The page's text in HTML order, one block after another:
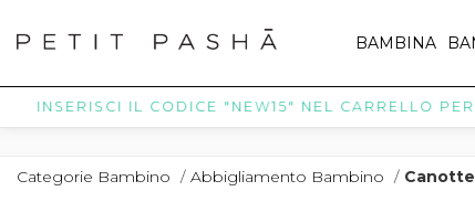
BAMBINA
INSERISCI IL CODICE "NEW15" NEL CARRELLO
Categorie Bambino / Abbigliamento Bambino /